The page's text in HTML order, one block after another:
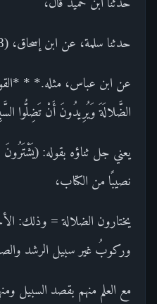
حدثنا سلمة، عن ابن إسحاق، (158) بإسناده،
عن ابن عباس، مثله.* *
الضَّلالَةَ وَيُرِيدُونَ أَنْ تَضِلُّوا السَّبِيلَ (44)قال
يعني جل ثناؤه بقوله: (يَشْتَرُونَ
نصيبًا من الكتاب،
يختارون الضلالة = وذلك:
وركوبُ غير سبيل الرشد